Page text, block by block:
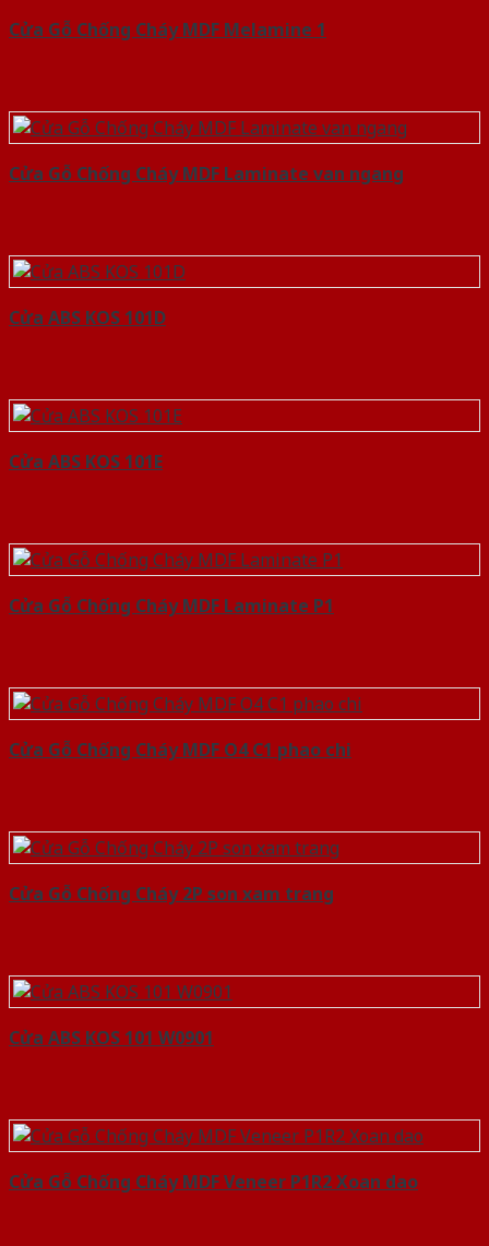
Cửa Gỗ Chống Cháy MDF Melamine 1
Cửa Gỗ Chống Cháy MDF Laminate van ngang
Cửa ABS KOS 101D
Cửa ABS KOS 101E
Cửa Gỗ Chống Cháy MDF Laminate P1
Cửa Gỗ Chống Cháy MDF O4 C1 phao chi
Cửa Gỗ Chống Cháy 2P son xam trang
Cửa ABS KOS 101 W0901
Cửa Gỗ Chống Cháy MDF Veneer P1R2 Xoan dao